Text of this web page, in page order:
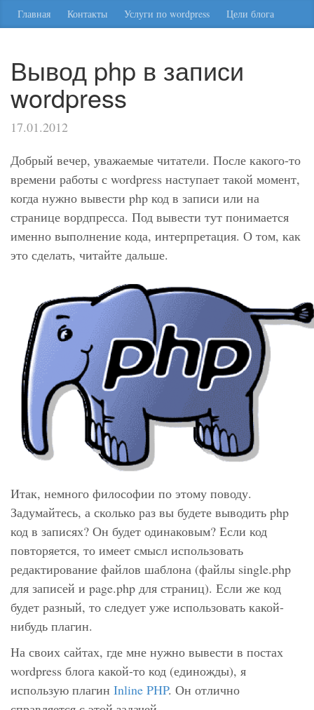
Главная Контакты Услуги по wordpress Цели блога
Вывод php в записи
wordpress
17.01.2012
Добрый вечер, уважаемые читатели. После какого-то
времени работы с wordpress наступает такой момент,
когда нужно вывести php код в записи или на
странице вордпресса. Под вывести тут понимается
именно выполнение кода, интерпретация. О том, как
это сделать, читайте дальше.
Итак, немного философии по этому поводу.
Задумайтесь, а сколько раз вы будете выводить php
код в записях? Он будет одинаковым? Если код
повторяется, то имеет смысл использовать
редактирование файлов шаблона (файлы single.php
для записей и page.php для страниц). Если же код
будет разный, то следует уже использовать какой-
нибудь плагин.
На своих сайтах, где мне нужно вывести в постах
wordpress блога какой-то код (единожды), я
использую плагин Inline PHP. Он отлично